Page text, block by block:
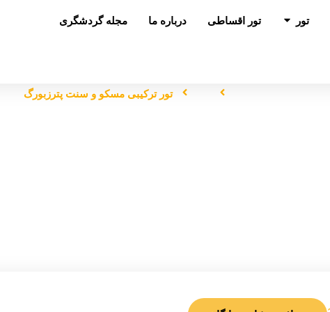
تور باز کردن در تور
تور اقساطی درباره ما
مجله گردشگری
تور ترکیبی مسکو و سنت پترزبورگ